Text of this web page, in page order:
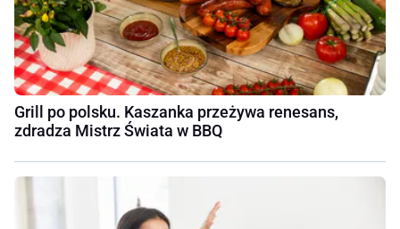
Grill po polsku. Kaszanka przeżywa renesans,
zdradza Mistrz Świata w BBQ